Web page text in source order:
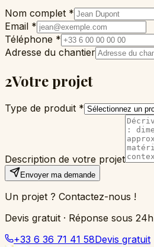
Nom complet *
Email *
Téléphone *
Adresse du chantier
2Votre projet
Type de produit *
Description de votre projet
Envoyer ma demande
Un projet ? Contactez-nous !
Devis gratuit · Réponse sous 24h
+33 6 36 71 41 58Devis gratuit